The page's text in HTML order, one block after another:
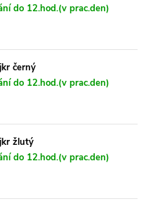
do 12.hod.(v prac.den)
černý
do 12.hod.(v prac.den)
žlutý
do 12.hod.(v prac.den)